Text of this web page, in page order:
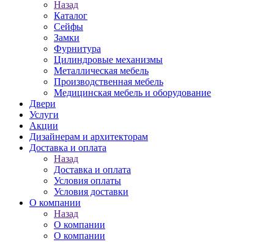
Назад
Каталог
Сейфы
Замки
Фурнитура
Цилиндровые механизмы
Металлическая мебель
Производственная мебель
Медицинская мебель и оборудование
Двери
Услуги
Акции
Дизайнерам и архитекторам
Доставка и оплата
Назад
Доставка и оплата
Условия оплаты
Условия доставки
О компании
Назад
О компании
О компании